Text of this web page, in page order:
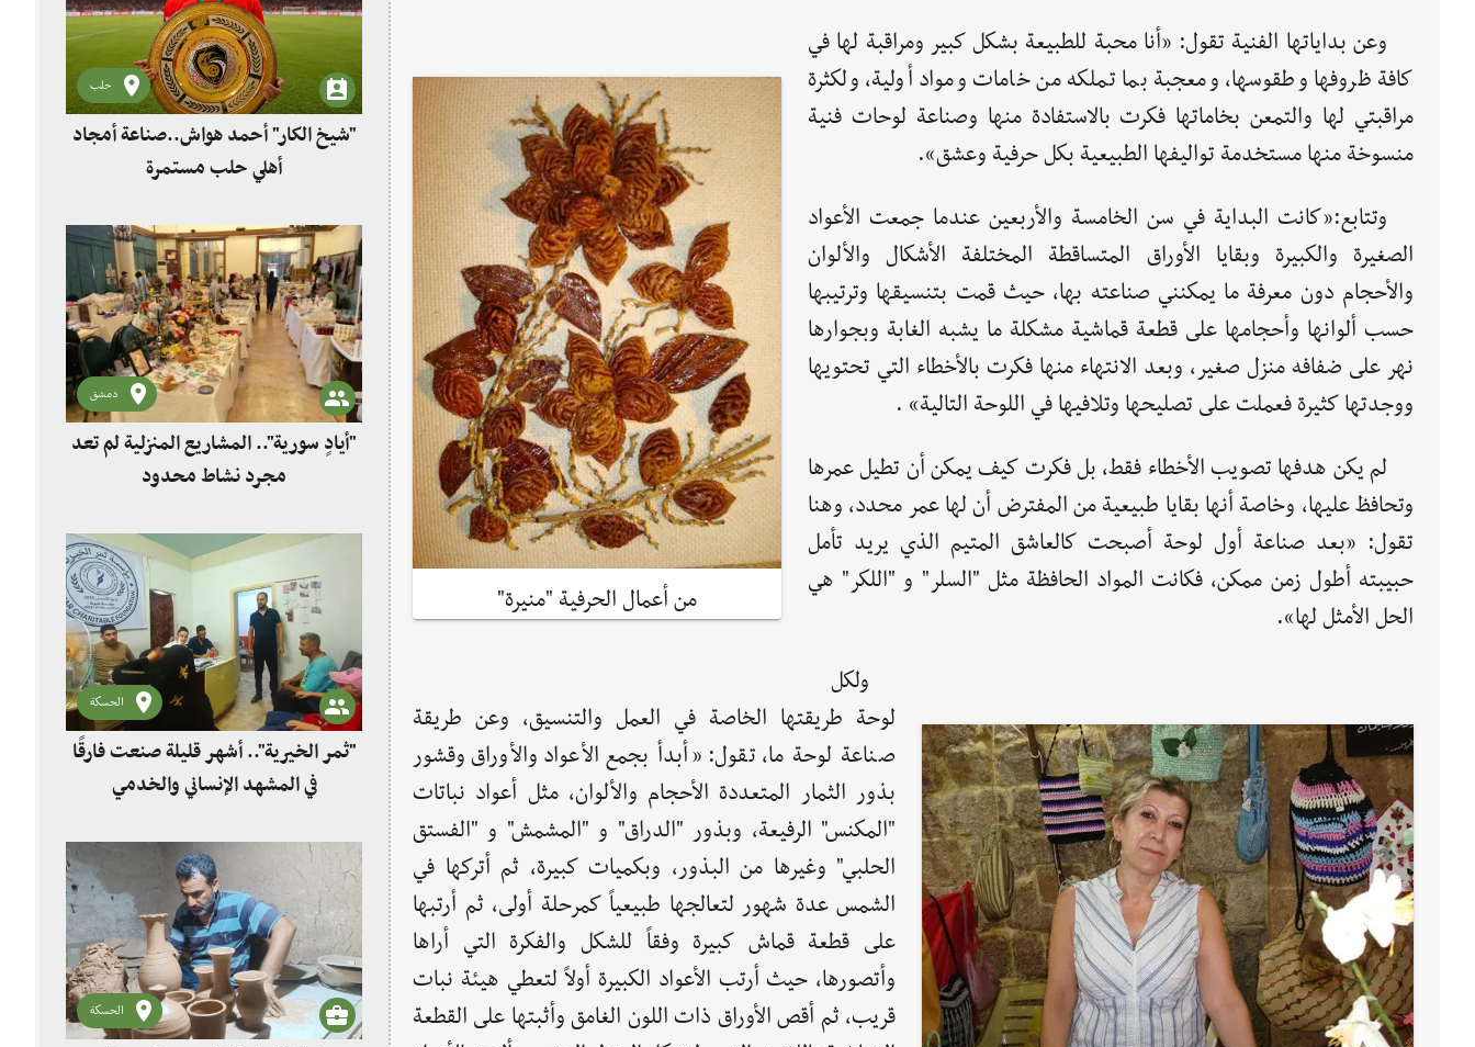
من أعمال الحرفية "منيرة"
وعن بداياتها الفنية تقول: «أنا محبة للطبيعة بشكل كبير ومراقبة لها في
كافة ظروفها وطقوسها، ومعجبة بما تملكه من خامات ومواد أولية، ولكثرة
مراقبتي لها والتمعن بخاماتها فكرت بالاستفادة منها وصناعة لوحات فنية
منسوخة منها مستخدمة تواليفها الطبيعية بكل حرفية وعشق».
وتتابع:«كانت البداية في سن الخامسة والأربعين عندما جمعت الأعواد
الصغيرة والكبيرة وبقايا الأوراق المتساقطة المختلفة الأشكال والألوان
والأحجام دون معرفة ما يمكنني صناعته بها، حيث قمت بتنسيقها وترتيبها
حسب ألوانها وأحجامها على قطعة قماشية مشكلة ما يشبه الغابة وبجوارها
نهر على ضفافه منزل صغير، وبعد الانتهاء منها فكرت بالأخطاء التي تحتويها
ووجدتها كثيرة فعملت على تصليحها وتلافيها في اللوحة التالية» .
لم يكن هدفها تصويب الأخطاء فقط، بل فكرت كيف يمكن أن تطيل عمرها
وتحافظ عليها، وخاصة أنها بقايا طبيعية من المفترض أن لها عمر محدد، وهنا
تقول: «بعد صناعة أول لوحة أصبحت كالعاشق المتيم الذي يريد تأمل
حبيبته أطول زمن ممكن، فكانت المواد الحافظة مثل "السلر" و "اللكر" هي
الحل الأمثل لها».
ولكل
لوحة طريقتها الخاصة في العمل والتنسيق، وعن طريقة
صناعة لوحة ما، تقول: «أبدأ بجمع الأعواد والأوراق وقشور
بذور الثمار المتعددة الأحجام والألوان، مثل أعواد نباتات
"المكنس" الرفيعة، وبذور "الدراق" و "المشمش" و "الفستق
الحلبي" وغيرها من البذور، وبكميات كبيرة، ثم أتركها في
الشمس عدة شهور لتعالجها طبيعياً كمرحلة أولى، ثم أرتبها
على قطعة قماش كبيرة وفقاً للشكل والفكرة التي أراها
وأتصورها، حيث أرتب الأعواد الكبيرة أولاً لتعطي هيئة نبات
قريب، ثم أقص الأوراق ذات اللون الغامق وأثبتها على القطعة
حلب
"شيخ الكار" أحمد هواش..صناعة أمجاد
أهلي حلب مستمرة
دمشق
"أيادٍ سورية".. المشاريع المنزلية لم تعد
مجرد نشاط محدود
الحسكة
"ثمر الخيرية".. أشهر قليلة صنعت فارقًا
في المشهد الإنساني والخدمي
الحسكة